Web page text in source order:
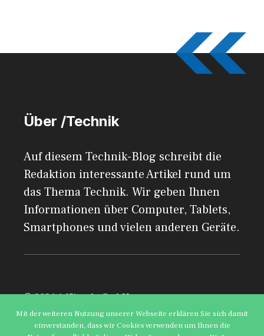
Über /Technik
Auf diesem Technik-Blog schreibt die
Redaktion interessante Artikel rund um
das Thema Technik. Wir geben Ihnen
Informationen über Computer, Tablets,
Smartphones und vielen anderen Geräte.
© 2026 AdSimple GmbH
Impressum Datenschutzerklärung
Mit der weiteren Nutzung unserer Webseite erklären Sie sich damit
einverstanden, dass wir Cookies verwenden um Ihnen die